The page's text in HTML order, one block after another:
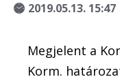
2019.05.13. 15:47
Megjelent a
Korm.